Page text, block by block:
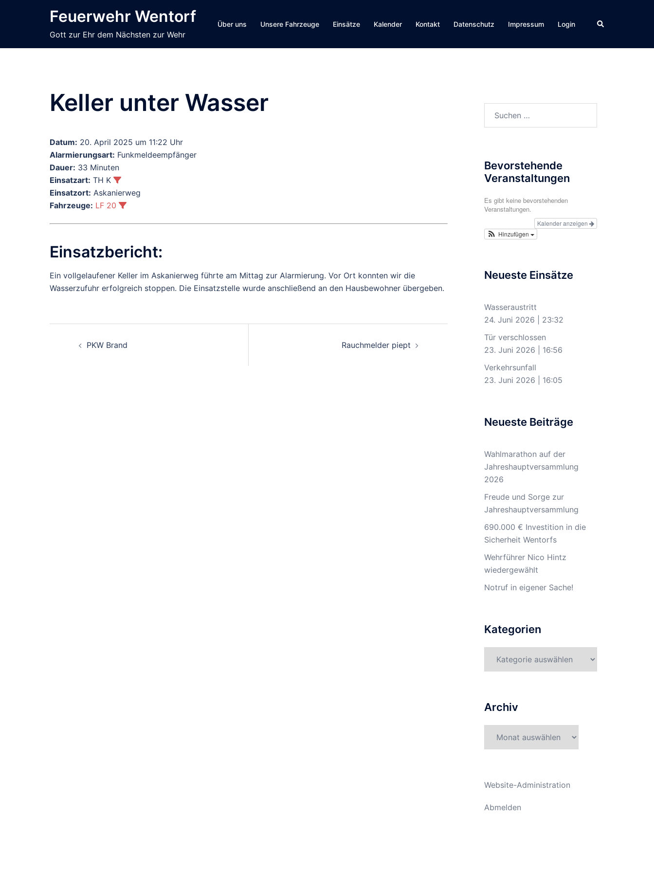
Feuerwehr Wentorf
Gott zur Ehr dem Nächsten zur Wehr
Über uns Unsere Fahrzeuge Einsätze Kalender Kontakt Datenschutz Impressum Login Suche
Keller unter Wasser
Datum: 20. April 2025 um 11:22 Uhr
Alarmierungsart: Funkmeldeempfänger
Dauer: 33 Minuten
Einsatzart: TH K
Einsatzort: Askanierweg
Fahrzeuge: LF 20
Einsatzbericht:
Ein vollgelaufener Keller im Askanierweg führte am Mittag zur Alarmierung. Vor Ort konnten wir die
Wasserzufuhr erfolgreich stoppen. Die Einsatzstelle wurde anschließend an den Hausbewohner übergeben.
Beitragsnavigation
PKW Brand Rauchmelder piept
Bevorstehende
Veranstaltungen
Es gibt keine bevorstehenden
Veranstaltungen.
Kalender anzeigen
Hinzufügen
Neueste Einsätze
Wasseraustritt
24. Juni 2026
23:32
Tür verschlossen
23. Juni 2026
16:56
Verkehrsunfall
23. Juni 2026
16:05
Neueste Beiträge
Wahlmarathon auf der
Jahreshauptversammlung
2026
Freude und Sorge zur
Jahreshauptversammlung
690.000 € Investition in die
Sicherheit Wentorfs
Wehrführer Nico Hintz
wiedergewählt
Notruf in eigener Sache!
Kategorien
Archiv
Website-Administration
Abmelden